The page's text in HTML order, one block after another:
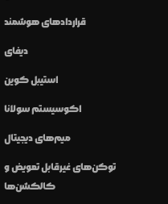
قراردادهای هوشمند
دیفای
استیبل کوین
اکوسیستم سولانا
میم‌های دیجیتال
توکن‌های غیرقابل تعویض و
کالکشن‌ها